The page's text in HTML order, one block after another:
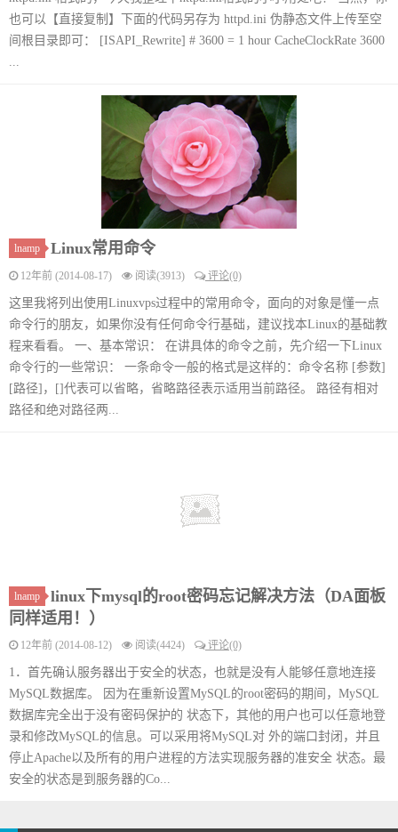
也可以【直接复制】下面的代码另存为 httpd.ini 伪静态文件上传至空
间根目录即可： [ISAPI_Rewrite] # 3600 = 1 hour CacheClockRate 3600
...
lnamp Linux常用命令
12年前 (2014-08-17) 阅读(3913) 评论(0)
这里我将列出使用Linuxvps过程中的常用命令，面向的对象是懂一点
命令行的朋友，如果你没有任何命令行基础，建议找本Linux的基础教
程来看看。 一、基本常识： 在讲具体的命令之前，先介绍一下Linux
命令行的一些常识： 一条命令一般的格式是这样的：命令名称 [参数]
[路径]，[]代表可以省略，省略路径表示适用当前路径。 路径有相对
路径和绝对路径两...
lnamp
linux下mysql的root密码忘记解决方法（DA面板
同样适用！）
12年前 (2014-08-12) 阅读(4424) 评论(0)
1．首先确认服务器出于安全的状态，也就是没有人能够任意地连接
MySQL数据库。 因为在重新设置MySQL的root密码的期间，MySQL
数据库完全出于没有密码保护的 状态下，其他的用户也可以任意地登
录和修改MySQL的信息。可以采用将MySQL对 外的端口封闭，并且
停止Apache以及所有的用户进程的方法实现服务器的准安全 状态。最
安全的状态是到服务器的Co...